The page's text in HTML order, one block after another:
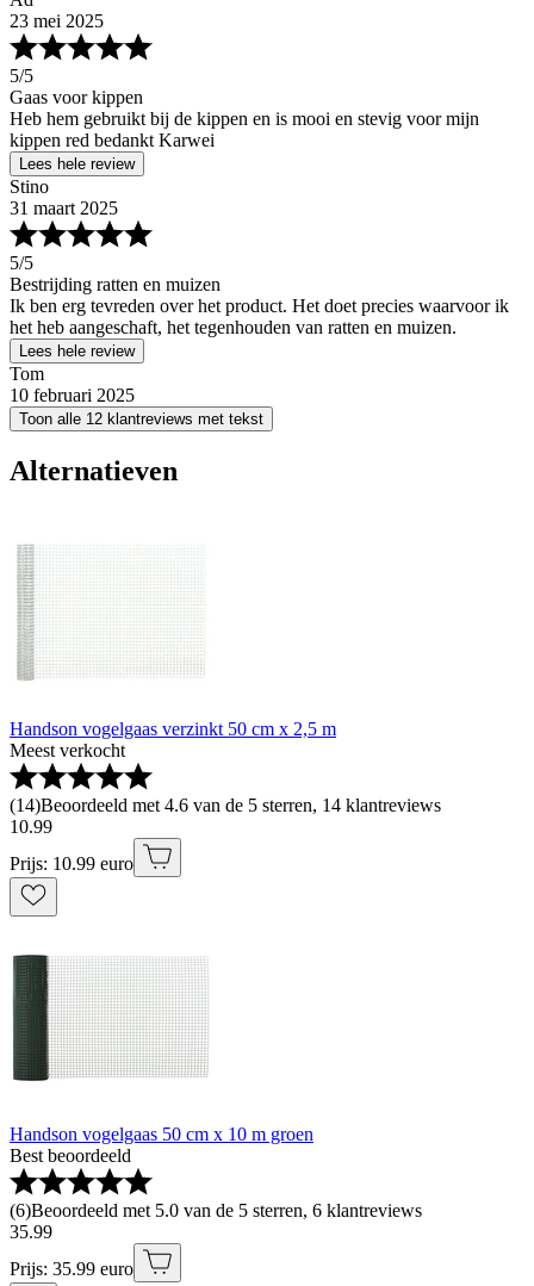
23 mei 2025
5/5
Gaas voor kippen
Heb hem gebruikt bij de kippen en is mooi en stevig voor mijn
kippen red bedankt Karwei
Lees hele review
Stino
31 maart 2025
5/5
Bestrijding ratten en muizen
Ik ben erg tevreden over het product. Het doet precies waarvoor ik
het heb aangeschaft, het tegenhouden van ratten en muizen.
Lees hele review
Tom
10 februari 2025
Toon alle 12 klantreviews met tekst
Alternatieven
Handson vogelgaas verzinkt 50 cm x 2,5 m
Meest verkocht
(14)Beoordeeld met 4.6 van de 5 sterren, 14 klantreviews
10.99
Prijs: 10.99 euro
Handson vogelgaas 50 cm x 10 m groen
Best beoordeeld
(6)Beoordeeld met 5.0 van de 5 sterren, 6 klantreviews
35.99
Prijs: 35.99 euro